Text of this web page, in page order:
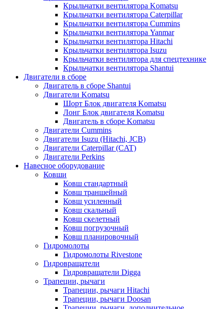
Крыльчатки вентилятора Komatsu
Крыльчатки вентилятора Caterpillar
Крыльчатки вентилятора Cummins
Крыльчатки вентилятора Yanmar
Крыльчатки вентилятора Hitachi
Крыльчатки вентилятора Isuzu
Крыльчатки вентилятора для спецтехнике
Крыльчатки вентилятора Shantui
Двигатели в сборе
Двигатель в сборе Shantui
Двигатели Komatsu
Шорт Блок двигателя Komatsu
Лонг Блок двигателя Komatsu
Двигатель в сборе Komatsu
Двигатели Cummins
Двигатели Isuzu (Hitachi, JCB)
Двигатели Caterpillar (CAT)
Двигатели Perkins
Навесное оборудование
Ковши
Ковш стандартный
Ковш траншейный
Ковш усиленный
Ковш скальный
Ковш скелетный
Ковш погрузочный
Ковш планировочный
Гидромолоты
Гидромолоты Rivestone
Гидровращатели
Гидровращатели Digga
Трапеции, рычаги
Трапеции, рычаги Hitachi
Трапеции, рычаги Doosan